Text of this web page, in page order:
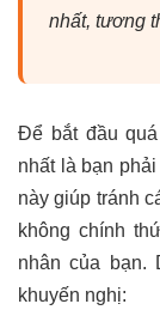
nhất, tương
Để bắt đầu
nhất là bạn
này giúp tránh
không chính
nhân của
khuyến nghị: